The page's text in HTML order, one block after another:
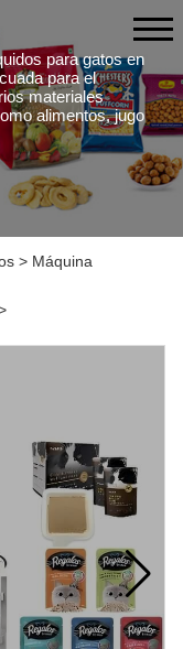
para gatos en
para el
materiales
alimentos, jugo
> Máquina